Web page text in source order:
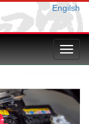
Engilsh